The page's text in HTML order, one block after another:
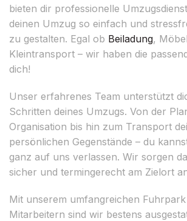
bieten dir professionelle
deinen Umzug so einfach und
zu gestalten. Egal ob Beiladung,
Kleintransport – wir haben die
dich!
Unser erfahrenes Team unterstützt
Schritten deines Umzugs. Von der
Organisation bis hin zum Transport
persönlichen Gegenstände – du
ganz auf uns verlassen. Wir sorgen
sicher und termingerecht am Zielort
Mit unserem umfangreichen
Mitarbeitern sind wir bestens